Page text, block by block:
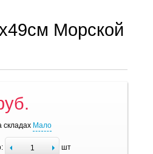
Морской
складах Мало
шт